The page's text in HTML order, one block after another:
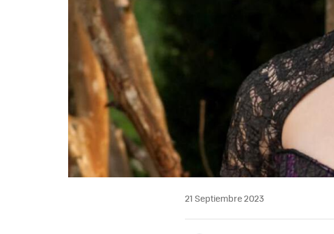
21 Septiembre 2023